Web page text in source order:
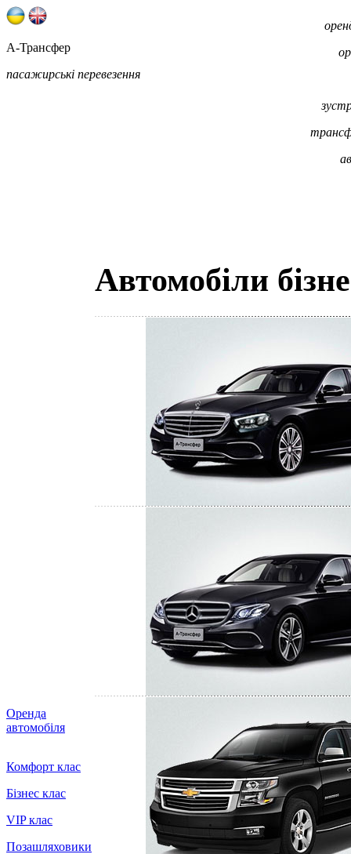
А-Трансфер
пасажирські перевезення
Оренда
автомобіля
Комфорт клас
Бізнес клас
VIP клас
Позашляховики
Автомобіли